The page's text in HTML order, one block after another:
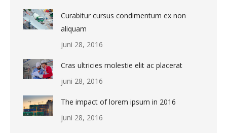
Curabitur cursus condimentum ex non
aliquam
juni 28, 2016
Cras ultricies molestie elit ac placerat
juni 28, 2016
The impact of lorem ipsum in 2016
juni 28, 2016